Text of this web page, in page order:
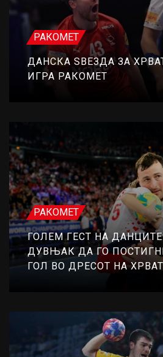
РАКОМЕТ
ДАНСКА SВЕЗДА ЗА
ИГРА РАКОМЕТ
РАКОМЕТ
ГОЛЕМ ГЕСТ НА
ДУВЊАК ДА ГО
ГОЛ ВО ДРЕСОТ НА